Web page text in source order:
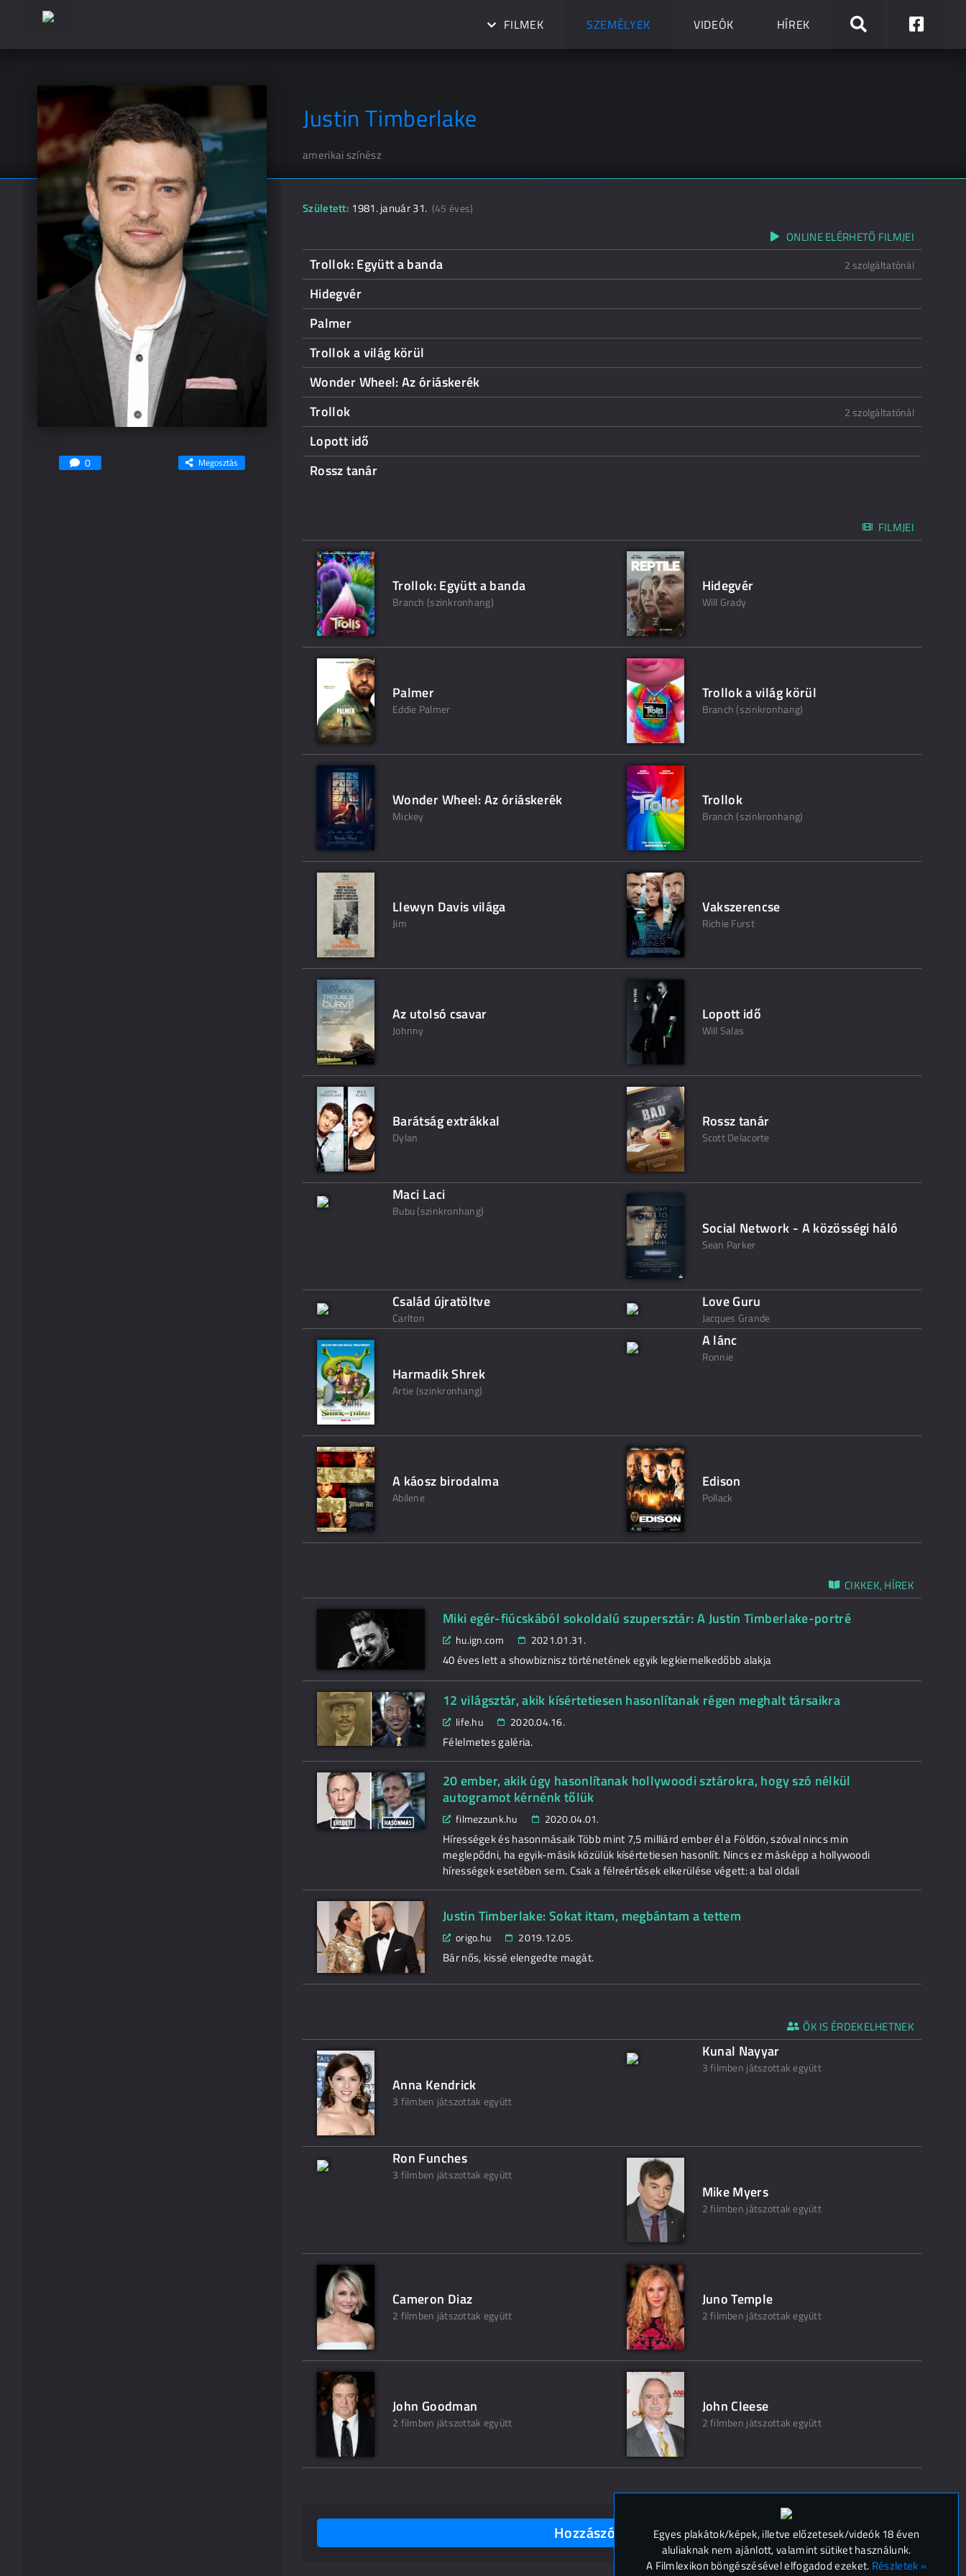
FILMEK SZEMÉLYEK VIDEÓK HÍREK
Justin Timberlake
amerikai színész
0 Megosztás
Született: 1981. január 31. (45 éves)
ONLINE ELÉRHETŐ FILMJEI
Trollok: Együtt a banda 2 szolgáltatónál
Hidegvér
Palmer
Trollok a világ körül
Wonder Wheel: Az óriáskerék
Trollok
2 szolgáltatónál
Lopott idő
Rossz tanár
FILMJEI
Trollok: Együtt a banda
Branch (szinkronhang)
Hidegvér
Will Grady
Palmer
Eddie Palmer
Trollok a világ körül
Branch (szinkronhang)
Wonder Wheel: Az óriáskerék
Mickey
Trollok
Branch (szinkronhang)
Llewyn Davis világa
Jim
Vakszerencse
Richie Furst
Az utolsó csavar
Johnny
Lopott idő
Will Salas
Barátság extrákkal
Dylan
Rossz tanár
Scott Delacorte
Maci Laci
Bubu (szinkronhang)
Social Network - A közösségi háló
Sean Parker
Család újratöltve
Carlton
Love Guru
Jacques Grande
Harmadik Shrek
Artie (szinkronhang)
A lánc
Ronnie
A káosz birodalma
Abilene
Edison
Pollack
CIKKEK, HÍREK
Miki egér-fiúcskából sokoldalú szupersztár: A Justin Timberlake-portré
hu.ign.com 2021.01.31.
40 éves lett a showbiznisz történetének egyik legkiemelkedőbb alakja
12 világsztár, akik kísértetiesen hasonlítanak régen meghalt társaikra
life.hu 2020.04.16.
Félelmetes galéria.
20 ember, akik úgy hasonlítanak hollywoodi sztárokra, hogy szó nélkül
autogramot kérnénk tőlük
filmezzunk.hu 2020.04.01.
Hírességek és hasonmásaik Több mint 7,5 milliárd ember él a Földön, szóval nincs min
meglepődni, ha egyik-másik közülük kísértetiesen hasonlít. Nincs ez másképp a hollywoodi
hírességek esetében sem. Csak a félreértések elkerülése végett: a bal oldali
Justin Timberlake: Sokat ittam, megbántam a tettem
origo.hu 2019.12.05.
Bár nős, kissé elengedte magát.
ŐK IS ÉRDEKELHETNEK
Anna Kendrick
3 filmben játszottak együtt
Kunal Nayyar
3 filmben játszottak együtt
Ron Funches
3 filmben játszottak együtt
Mike Myers
2 filmben játszottak együtt
Cameron Diaz
2 filmben játszottak együtt
Juno Temple
2 filmben játszottak együtt
John Goodman
2 filmben játszottak együtt
John Cleese
2 filmben játszottak együtt
Hozzászólások (0)
Egyes plakátok/képek, illetve előzetesek/videók 18 éven
aluliaknak nem ajánlott, valamint sütiket használunk.
A Filmlexikon böngészésével elfogadod ezeket. Részletek »